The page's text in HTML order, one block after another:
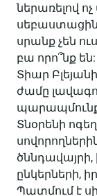
ներառելով
սրանք չեն
բա որո՞նք են:
Տիար
ժամը
Տնօրենի
ծննդավայրի,
ընկերների,
Պատմում է